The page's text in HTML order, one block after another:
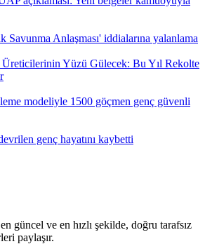
Anlaşması' iddialarına yalanlama
Yüzü Gülecek: Bu Yıl Rekolte
modeliyle 1500 göçmen genç güvenli
genç hayatını kaybetti
güncel ve en hızlı şekilde, doğru tarafsız
paylaşır.